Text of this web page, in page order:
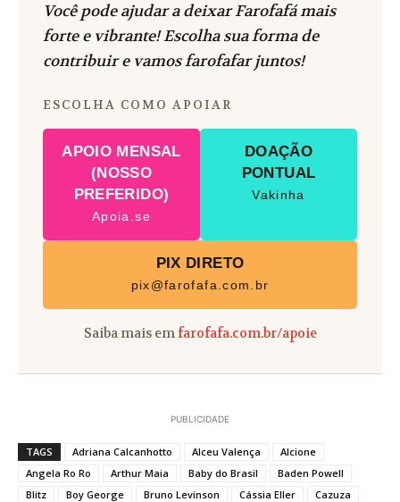
Você pode ajudar a deixar Farofafá mais
forte e vibrante! Escolha sua forma de
contribuir e vamos farofafar juntos!
ESCOLHA COMO APOIAR
APOIO MENSAL
(NOSSO
PREFERIDO)
Apoia.se
DOAÇÃO
PONTUAL
Vakinha
PIX DIRETO
pix@farofafa.com.br
Saiba mais emfarofafa.com.br/apoie
PUBLICIDADE
TAGS Adriana Calcanhotto Alceu Valença
Alcione
Angela Ro Ro
Arthur Maia Baby do Brasil
Baden Powell
Blitz
Boy George Bruno Levinson Cássia Eller
Cazuza